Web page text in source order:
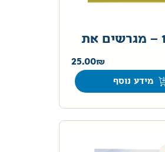
הדינדונים 17 – מגרשים את
25.00
מידע נוסף